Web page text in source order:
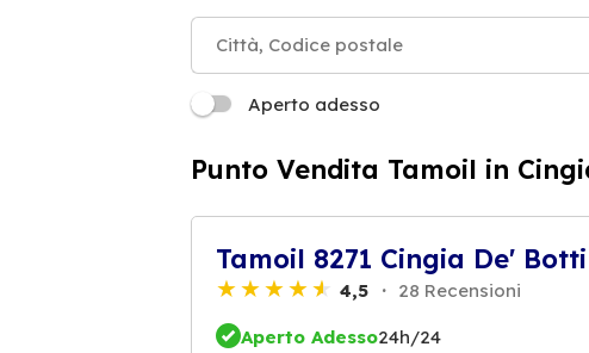
Aperto adesso
Punto Vendita Tamoil in
Tamoil 8271 Cingia De' Botti
4,5 28 Recensioni
Aperto Adesso24h/24